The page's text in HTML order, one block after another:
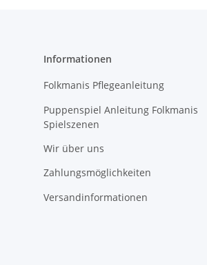
Informationen
Folkmanis Pflegeanleitung
Puppenspiel Anleitung Folkmanis
Spielszenen
Wir über uns
Zahlungsmöglichkeiten
Versandinformationen